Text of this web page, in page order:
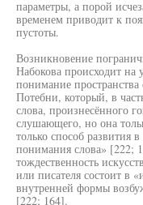
параметры, а порой
временем приводит к
пустоты.
Возникновение
Набокова происходит на
понимание
Потебни, который, в
слова, произнесённого
слушающего, но она
только способ развития
понимания слова» [222;
тождественность
или писателя состоит в
внутренней формы
[222; 164].